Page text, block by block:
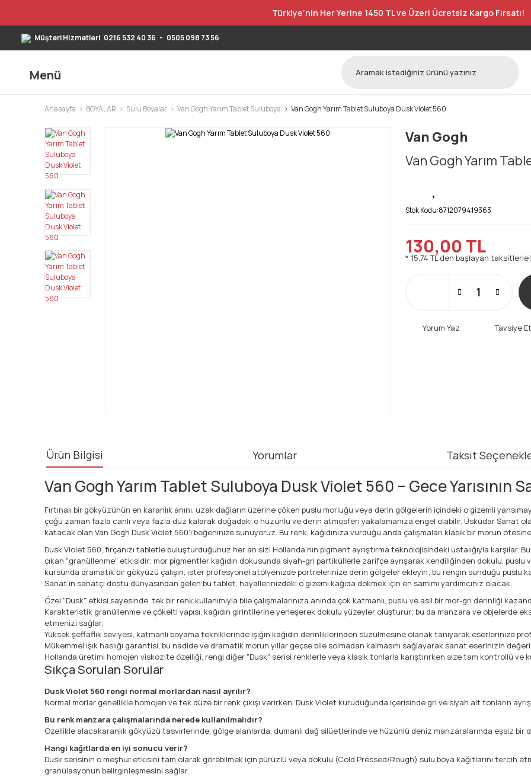
Türkiye’nin Her Yerine 1450 TL ve Üzeri Ücretsiz Kargo Fırsatı!
Müşteri Hizmetleri 0216 532 40 36 - 0505 098 73 56
Menü
Anasayfa BOYALAR Sulu Boyalar Van Gogh Yarım Tablet Suluboya Van Gogh Yarım Tablet Suluboya Dusk Violet 560
Van Gogh
Van Gogh Yarım
Stok Kodu:8712079419363
130,00 TL
* 15,74 TL den başlayan
Yorum Yaz Tavsiye Et
Ürün Bilgisi Yorumlar Taksit
Van Gogh Yarım Tablet Suluboya Dusk Violet 560 – Gece Yarısının
Fırtınalı bir gökyüzünün en karanlık anını, uzak dağların üzerine çöken puslu morluğu veya derin gölgelerin içindeki o gizemli
çoğu zaman fazla canlı veya fazla düz kalarak doğadaki o hüzünlü ve derin atmosferi yakalamanıza engel olabilir. Üsküdar Sanat
katacak olan Van Gogh Dusk Violet 560’ı beğeninize sunuyoruz. Bu renk, kağıdınıza vurduğu anda çalışmaları klasik bir morun
Dusk Violet 560, fırçanızı tabletle buluşturduğunuz her an sizi Hollanda’nın pigment ayrıştırma teknolojisindeki ustalığıyla karşılar.
çıkan "granüllenme" etkisidir; mor pigmentler kağıdın dokusunda siyah-gri partiküllerle zarifçe ayrışarak kendiliğinden dokulu,
kursunda dramatik bir gökyüzü çalışın, ister profesyonel atölyenizde portrelerinize derin gölgeler ekleyin; bu rengin sunduğu puslu
Sanat’ın sanatçı dostu dünyasından gelen bu tablet, hayallerinizdeki o gizemi kağıda dökmek için en samimi yardımcınız olacak.
Özel "Dusk" etkisi sayesinde, tek bir renk kullanımıyla bile çalışmalarınıza anında çok katmanlı, puslu ve asil bir mor-gri derinliği
Karakteristik granüllenme ve çökelti yapısı, kağıdın girintilerine yerleşerek dokulu yüzeyler oluşturur; bu da manzara ve objelerde
etmenizi sağlar.
Yüksek şeffaflık seviyesi, katmanlı boyama tekniklerinde ışığın kağıdın derinliklerinden süzülmesine olanak tanıyarak eserlerinize
Mükemmel ışık haslığı garantisi, bu nadide ve dramatik morun yıllar geçse bile solmadan kalmasını sağlayarak sanat eserinizin
Hollanda üretimi homojen viskozite özelliği, rengi diğer "Dusk" serisi renklerle veya klasik tonlarla karıştırırken size tam kontrollü ve
Sıkça Sorulan Sorular
Dusk Violet 560 rengi normal morlardan nasıl ayrılır?
Normal morlar genellikle homojen ve tek düze bir renk çıkışı verirken, Dusk Violet kuruduğunda içerisinde gri ve siyah alt tonların
Bu renk manzara çalışmalarında nerede kullanılmalıdır?
Özellikle alacakaranlık gökyüzü tasvirlerinde, gölge alanlarda, dumanlı dağ silüetlerinde ve hüzünlü deniz manzaralarında eşsiz bir
Hangi kağıtlarda en iyi sonucu verir?
Dusk serisinin o meşhur etkisini tam olarak görebilmek için pürüzlü veya dokulu (Cold Pressed/Rough) sulu boya kağıtlarını tercih
granülasyonun belirginleşmesini sağlar.